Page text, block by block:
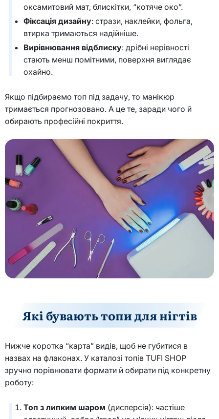
оксамитовий мат, блискітки, “котяче око”.
Фіксація дизайну: стрази, наклейки, фольга,
втирка тримаються надійніше.
Вирівнювання відблиску: дрібні нерівності
стають менш помітними, поверхня виглядає
охайно.
Якщо підбираємо топ під задачу, то манікюр
тримається прогнозовано. А це те, заради чого й
обирають професійні покриття.
Які бувають топи для нігтів
Нижче коротка “карта” видів, щоб не губитися в
назвах на флаконах. У каталозі топів TUFI SHOP
зручно порівнювати формати й обирати під конкретну
роботу:
Топ з липким шаром (дисперсія): частіше